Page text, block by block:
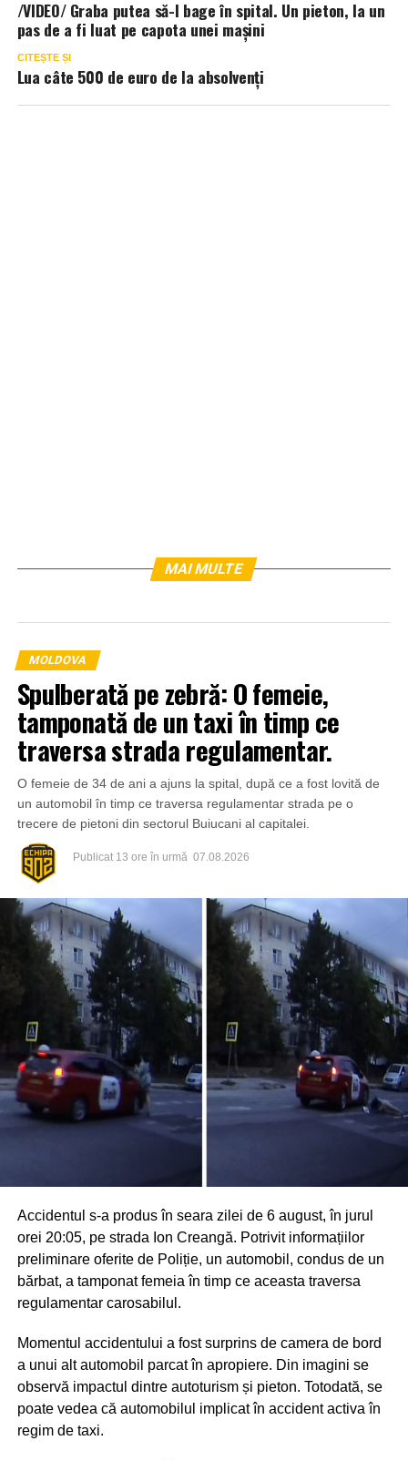
/VIDEO/ Graba putea să-l bage în spital. Un pieton, la un
pas de a fi luat pe capota unei mașini
CITEȘTE ȘI
Lua câte 500 de euro de la absolvenți
MAI MULTE
MOLDOVA
Spulberată pe zebră: O femeie,
tamponată de un taxi în timp ce
traversa strada regulamentar.
O femeie de 34 de ani a ajuns la spital, după ce a fost lovită de
un automobil în timp ce traversa regulamentar strada pe o
trecere de pietoni din sectorul Buiucani al capitalei.
Publicat 13 ore în urmă 07.08.2026
Accidentul s-a produs în seara zilei de 6 august, în jurul
orei 20:05, pe strada Ion Creangă. Potrivit informațiilor
preliminare oferite de Poliție, un automobil, condus de un
bărbat, a tamponat femeia în timp ce aceasta traversa
regulamentar carosabilul.
Momentul accidentului a fost surprins de camera de bord
a unui alt automobil parcat în apropiere. Din imagini se
observă impactul dintre autoturism și pieton. Totodată, se
poate vedea că automobilul implicat în accident activa în
regim de taxi.